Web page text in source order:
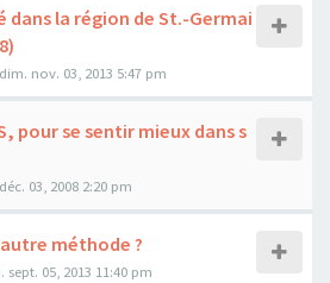
dans la région de St.-Germai
nov. 03, 2013 5:47 pm
pour se sentir mieux dans s
03, 2008 2:20 pm
méthode ?
sept. 05, 2013 11:40 pm